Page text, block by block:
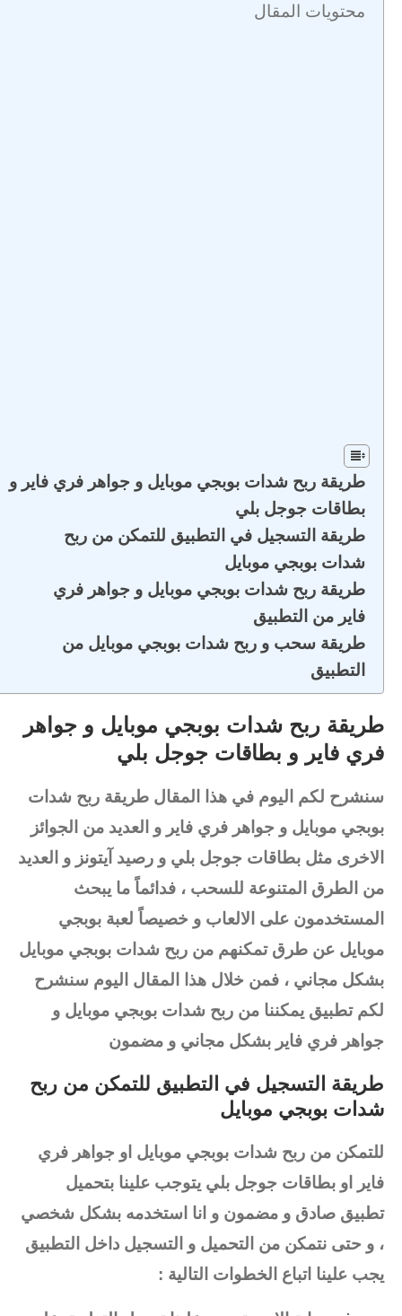
محتويات المقال
طريقة ربح شدات بوبجي موبايل و جواهر فري فاير و
بطاقات جوجل بلي
طريقة التسجيل في التطبيق للتمكن من ربح
شدات بوبجي موبايل
طريقة ربح شدات بوبجي موبايل و جواهر فري
فاير من التطبيق
طريقة سحب و ربح شدات بوبجي موبايل من
التطبيق
طريقة ربح شدات بوبجي موبايل و جواهر
فري فاير و بطاقات جوجل بلي
سنشرح لكم اليوم في هذا المقال طريقة ربح شدات
بوبجي موبايل و جواهر فري فاير و العديد من الجوائز
الاخرى مثل بطاقات جوجل بلي و رصيد آيتونز و العديد
من الطرق المتنوعة للسحب ، فدائماً ما يبحث
المستخدمون على الالعاب و خصيصاً لعبة بوبجي
موبايل عن طرق تمكنهم من ربح شدات بوبجي موبايل
بشكل مجاني ، فمن خلال هذا المقال اليوم سنشرح
لكم تطبيق يمكننا من ربح شدات بوبجي موبايل و
جواهر فري فاير بشكل مجاني و مضمون
طريقة التسجيل في التطبيق للتمكن من ربح
شدات بوبجي موبايل
للتمكن من ربح شدات بوبجي موبايل او جواهر فري
فاير او بطاقات جوجل بلي يتوجب علينا بتحميل
تطبيق صادق و مضمون و انا استخدمه بشكل شخصي
، و حتى نتمكن من التحميل و التسجيل داخل التطبيق
يجب علينا اتباع الخطوات التالية :